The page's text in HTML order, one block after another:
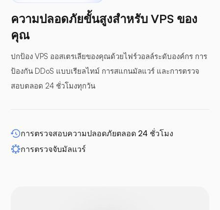
แผงกันชน
WP-ขยาย
ความปลอดภัยขั้นสูงสำหรับ VPS ของ
คุณ
ปกป้อง VPS ออสเตรเลียของคุณด้วยไฟร์วอลล์ระดับองค์กร การ
ป้องกัน DDoS แบบเรียลไทม์ การสแกนมัลแวร์ และการตรวจ
สอบตลอด 24 ชั่วโมงทุกวัน
การตรวจสอบความปลอดภัยตลอด 24 ชั่วโมง
การตรวจจับมัลแวร์